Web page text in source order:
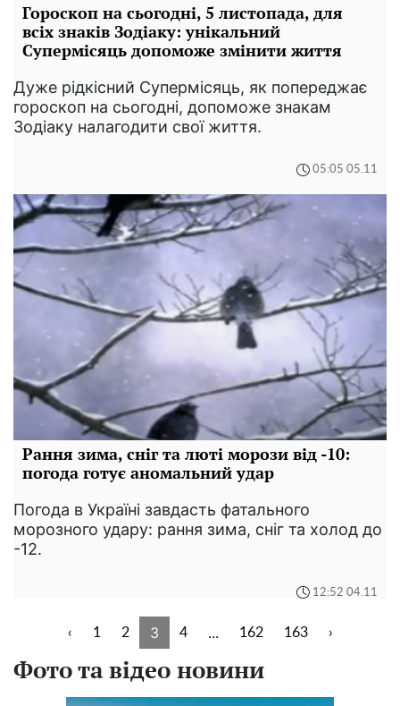
Гороскоп на сьогодні, 5 листопада, для
всіх знаків Зодіаку: унікальний
Супермісяць допоможе змінити життя
Дуже рідкісний Супермісяць, як попереджає
гороскоп на сьогодні, допоможе знакам
Зодіаку налагодити свої життя.
05:05 05.11
Рання зима, сніг та люті морози від -10:
погода готує аномальний удар
Погода в Україні завдасть фатального
морозного удару: рання зима, сніг та холод до
-12.
12:52 04.11
‹ 1 2 3 4 ... 162 163 ›
Фото та відео новини